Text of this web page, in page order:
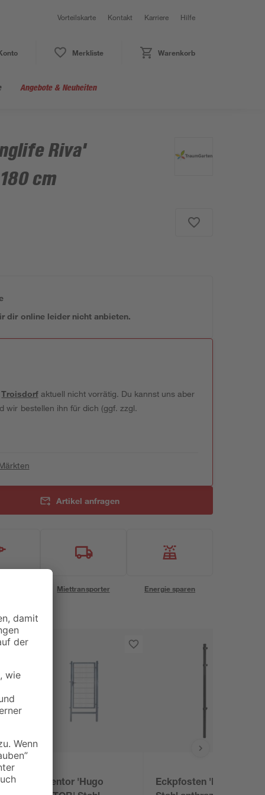
Vorteilskarte Kontakt Karriere Hilfe
Merkliste Warenkorb
Angebote & Neuheiten
Riva'
cm
dir online leider nicht anbieten.
Troisdorfaktuell nicht vorrätig. Du kannst uns aber
wir bestellen ihn für dich (ggf. zzgl.
Artikel anfragen
Miettransporter Energie sparen
Gartentor 'Hugo
Eckpfosten 'Ivar'